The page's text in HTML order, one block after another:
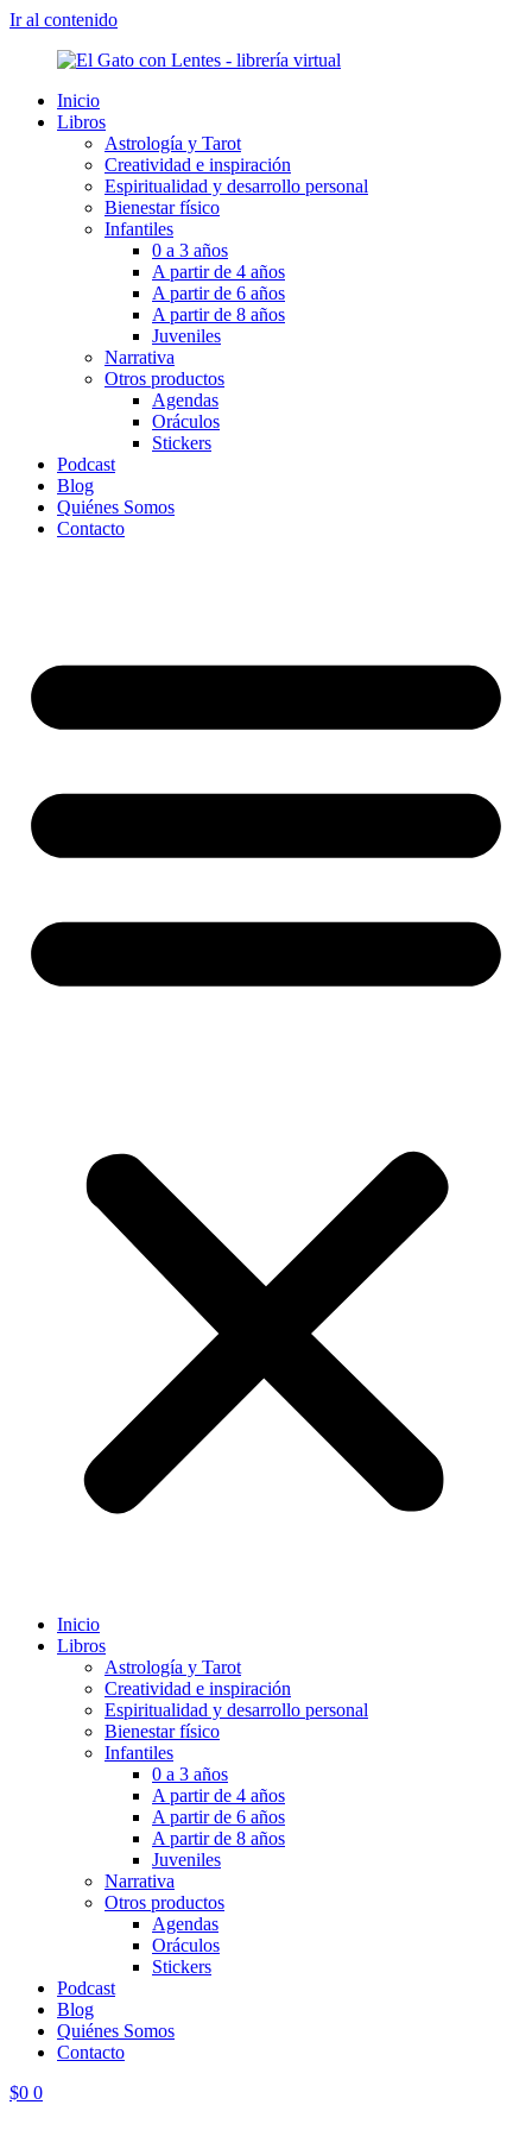
Ir al contenido
Inicio
Libros
Astrología y Tarot
Creatividad e inspiración
Espiritualidad y desarrollo personal
Bienestar físico
Infantiles
0 a 3 años
A partir de 4 años
A partir de 6 años
A partir de 8 años
Juveniles
Narrativa
Otros productos
Agendas
Oráculos
Stickers
Podcast
Blog
Quiénes Somos
Contacto
Inicio
Libros
Astrología y Tarot
Creatividad e inspiración
Espiritualidad y desarrollo personal
Bienestar físico
Infantiles
0 a 3 años
A partir de 4 años
A partir de 6 años
A partir de 8 años
Juveniles
Narrativa
Otros productos
Agendas
Oráculos
Stickers
Podcast
Blog
Quiénes Somos
Contacto
$0 0